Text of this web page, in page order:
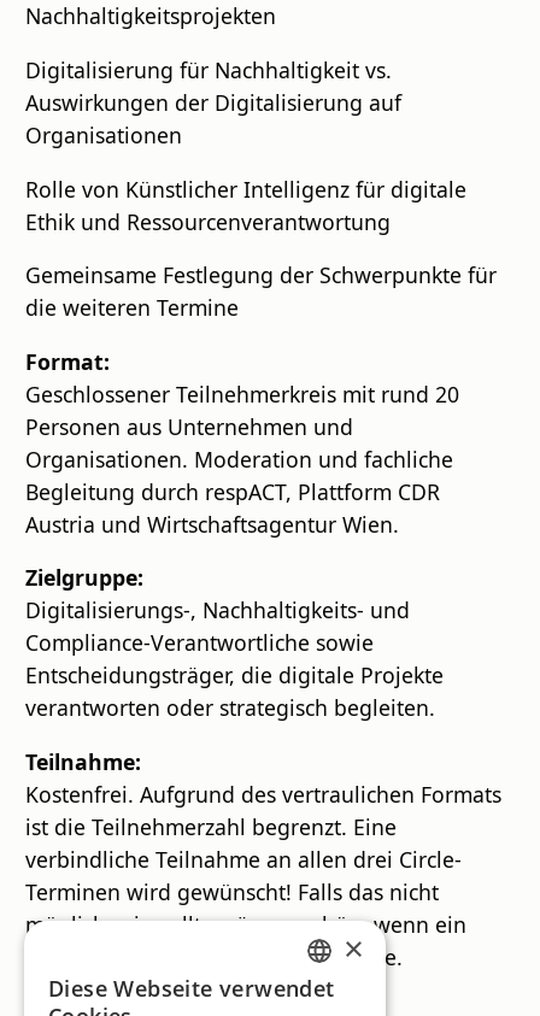
Nachhaltigkeitsprojekten
Digitalisierung für Nachhaltigkeit vs.
Auswirkungen der Digitalisierung auf
Organisationen
Rolle von Künstlicher Intelligenz für digitale
Ethik und Ressourcenverantwortung
Gemeinsame Festlegung der Schwerpunkte für
die weiteren Termine
Format:
Geschlossener Teilnehmerkreis mit rund 20
Personen aus Unternehmen und
Organisationen. Moderation und fachliche
Begleitung durch respACT, Plattform CDR
Austria und Wirtschaftsagentur Wien.
Zielgruppe:
Digitalisierungs-, Nachhaltigkeits- und
Compliance-Verantwortliche sowie
Entscheidungsträger, die digitale Projekte
verantworten oder strategisch begleiten.
Teilnahme:
Kostenfrei. Aufgrund des vertraulichen Formats
ist die Teilnehmerzahl begrenzt. Eine
verbindliche Teilnahme an allen drei Circle-
Terminen wird gewünscht! Falls das nicht
möglich sein sollte wäre es schön, wenn ein
Kollege als Ersatz teilnehmen könnte.
GERMAN
×
Diese Webseite verwendet